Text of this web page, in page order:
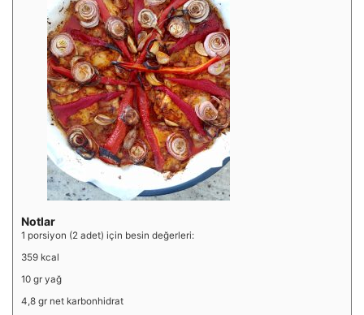
Notlar
1 porsiyon (2 adet) için besin değerleri:
359 kcal
10 gr yağ
4,8 gr net karbonhidrat